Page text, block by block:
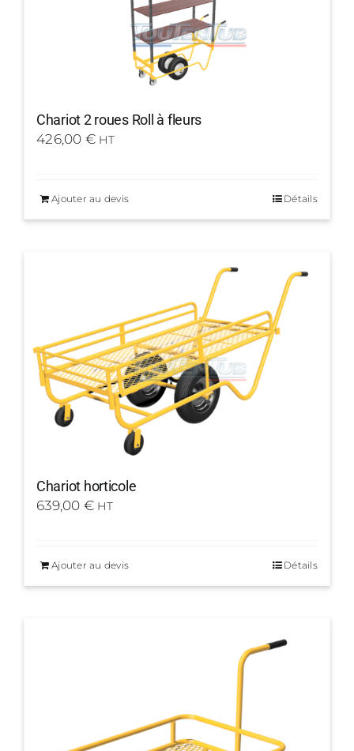
Chariot 2 roues Roll à fleurs
426,00 € HT
Ajouter au devis Détails
Chariot horticole
639,00 € HT
Ajouter au devis Détails